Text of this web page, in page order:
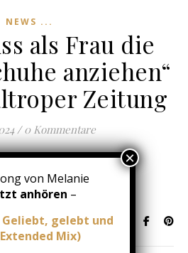
NEWS ...
als Frau die
anziehen“
Zeitung
/ 0 Kommentare
von Melanie
anhören –
gelebt und
Mix)